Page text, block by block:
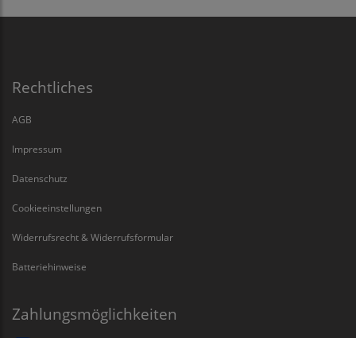
Rechtliches
AGB
Impressum
Datenschutz
Cookieeinstellungen
Widerrufsrecht & Widerrufsformular
Batteriehinweise
Zahlungsmöglichkeiten